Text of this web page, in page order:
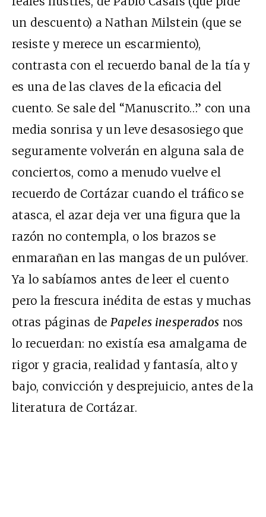
un descuento) a Nathan Milstein (que se
resiste y merece un escarmiento),
contrasta con el recuerdo banal de la tía y
es una de las claves de la eficacia del
cuento. Se sale del “Manuscrito…” con una
media sonrisa y un leve desasosiego que
seguramente volverán en alguna sala de
conciertos, como a menudo vuelve el
recuerdo de Cortázar cuando el tráfico se
atasca, el azar deja ver una figura que la
razón no contempla, o los brazos se
enmarañan en las mangas de un pulóver.
Ya lo sabíamos antes de leer el cuento
pero la frescura inédita de estas y muchas
otras páginas de Papeles inesperados nos
lo recuerdan: no existía esa amalgama de
rigor y gracia, realidad y fantasía, alto y
bajo, convicción y desprejuicio, antes de la
literatura de Cortázar.